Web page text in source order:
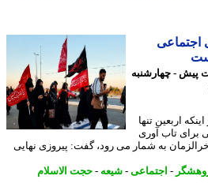
- چهارشنبه
تنها
تاب آوری
به شمار می رود، گفت: پیروزی نهایی
-اجتماعی-شیعه-حجت الاسلام